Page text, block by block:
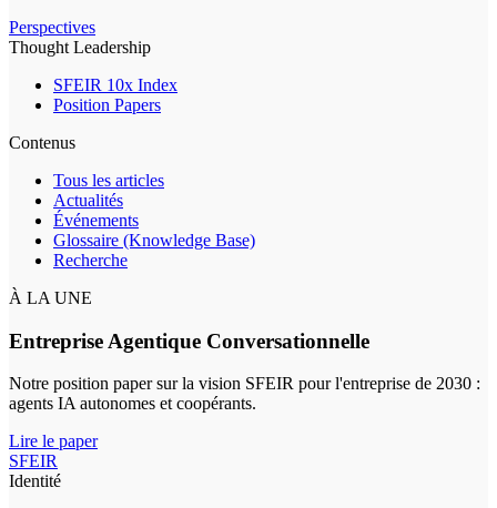
Perspectives
Thought Leadership
SFEIR 10x Index
Position Papers
Contenus
Tous les articles
Actualités
Événements
Glossaire (Knowledge Base)
Recherche
À LA UNE
Entreprise Agentique Conversationnelle
Notre position paper sur la vision SFEIR pour l'entreprise de 2030 :
agents IA autonomes et coopérants.
Lire le paper
SFEIR
Identité